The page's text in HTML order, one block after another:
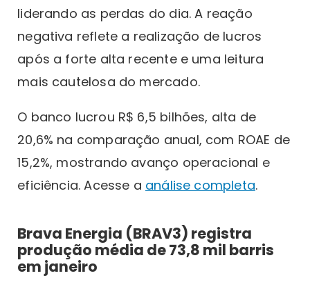
liderando as perdas do dia. A reação
negativa reflete a realização de lucros
após a forte alta recente e uma leitura
mais cautelosa do mercado.
O banco lucrou R$ 6,5 bilhões, alta de
20,6% na comparação anual, com ROAE de
15,2%, mostrando avanço operacional e
eficiência. Acesse a análise completa.
Brava Energia (BRAV3) registra
produção média de 73,8 mil barris
em janeiro